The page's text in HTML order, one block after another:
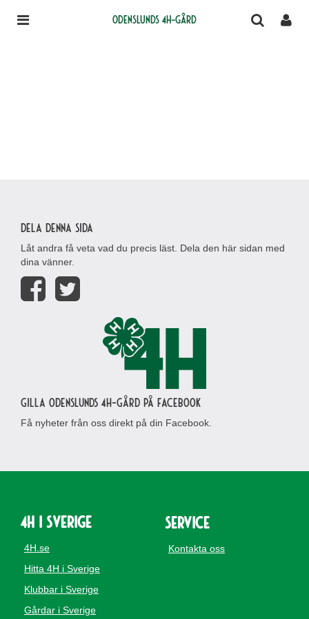
Odenslunds 4H-gård
Dela denna sida
Låt andra få veta vad du precis läst. Dela den här sidan med
dina vänner.
Gilla Odenslunds 4H-gård på Facebook
Få nyheter från oss direkt på din Facebook.
4H i Sverige
4H.se
Hitta 4H i Sverige
Klubbar i Sverige
Gårdar i Sverige
Service
Kontakta oss